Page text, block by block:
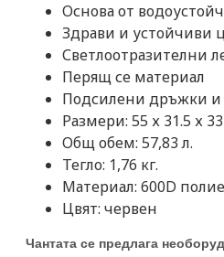
Основа от
Здрави и устойчиви
Светлоотразителни
Перящ се материал
Подсилени дръжки и
Размери: 55 х 31.5 х
Общ обем: 57,83 л.
Тегло: 1,76 кг.
Материал: 600D
Цвят: червен
Чантата се предлага